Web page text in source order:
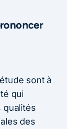
sont à
qui
qualités
des